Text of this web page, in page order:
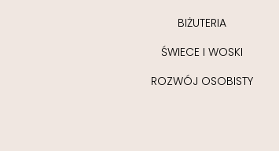
BIŻUTERIA
ŚWIECE I WOSKI
ROZWÓJ OSOBISTY